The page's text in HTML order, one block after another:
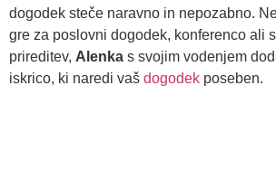
dogodek steče naravno in nepozabno.
gre za poslovni dogodek, konferenco ali
prireditev, Alenka s svojim vodenjem
iskrico, ki naredi vaš dogodek poseben.